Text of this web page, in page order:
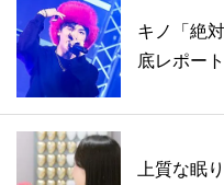
キノ「絶
底レポート
上質な眠